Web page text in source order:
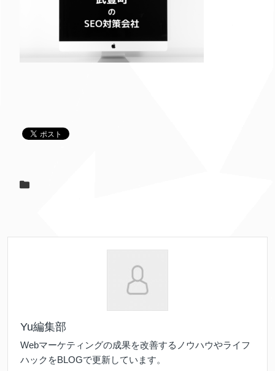
Yu編集部
Webマーケティングの成果を改善するノウハウやライフ
ハックをBLOGで更新しています。